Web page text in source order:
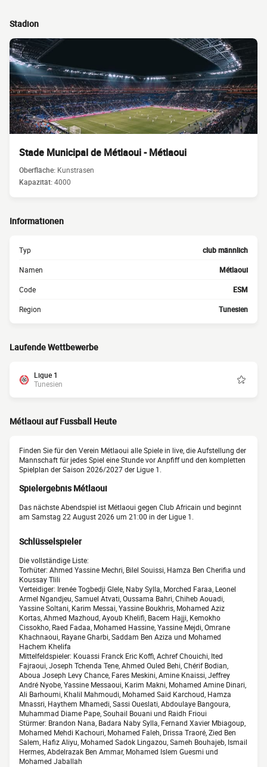
Stadion
Stade Municipal de Métlaoui - Métlaoui
Oberfläche: Kunstrasen
Kapazität:4000
Informationen
Typ club männlich
Namen Métlaoui
Code ESM
Region Tunesien
Laufende Wettbewerbe
Ligue 1
Tunesien
Métlaoui auf Fussball Heute
Finden Sie für den Verein Métlaoui alle Spiele in live, die Aufstellung der
Mannschaft für jedes Spiel eine Stunde vor Anpfiff und den kompletten
Spielplan der Saison 2026/2027 der Ligue 1.
Spielergebnis Métlaoui
Das nächste Abendspiel ist Métlaoui gegen Club Africain und beginnt
am Samstag 22 August 2026 um 21:00 in der Ligue 1.
Schlüsselspieler
Die vollständige Liste:
Torhüter: Ahmed Yassine Mechri, Bilel Souissi, Hamza Ben Cherifia und
Koussay Tlili
Verteidiger: Irenée Togbedji Glele, Naby Sylla, Morched Faraa, Leonel
Armel Ngandjeu, Samuel Atvati, Oussama Bahri, Chiheb Aouadi,
Yassine Soltani, Karim Messai, Yassine Boukhris, Mohamed Aziz
Kortas, Ahmed Mazhoud, Ayoub Khelifi, Bacem Hajji, Kemokho
Cissokho, Raed Fadaa, Mohamed Hassine, Yassine Mejdi, Omrane
Khachnaoui, Rayane Gharbi, Saddam Ben Aziza und Mohamed
Hachem Khelifa
Mittelfeldspieler: Kouassi Franck Eric Koffi, Achref Chouichi, Ited
Fajraoui, Joseph Tchenda Tene, Ahmed Ouled Behi, Chérif Bodian,
Aboua Joseph Levy Chance, Fares Meskini, Amine Knaissi, Jeffrey
André Nyobe, Yassine Messaoui, Karim Makni, Mohamed Amine Dinari,
Ali Barhoumi, Khalil Mahmoudi, Mohamed Said Karchoud, Hamza
Mnassri, Haythem Mhamedi, Sassi Oueslati, Abdoulaye Bangoura,
Muhammad Diame Pape, Souhail Bouani und Raidh Frioui
Stürmer: Brandon Nana, Badara Naby Sylla, Fernand Xavier Mbiagoup,
Mohamed Mehdi Kachouri, Mohamed Faleh, Drissa Traoré, Zied Ben
Salem, Hafiz Aliyu, Mohamed Sadok Lingazou, Sameh Bouhajeb, Ismail
Hermes, Abdelrazak Ben Ammar, Mohamed Islem Guesmi und
Mohamed Jaballah